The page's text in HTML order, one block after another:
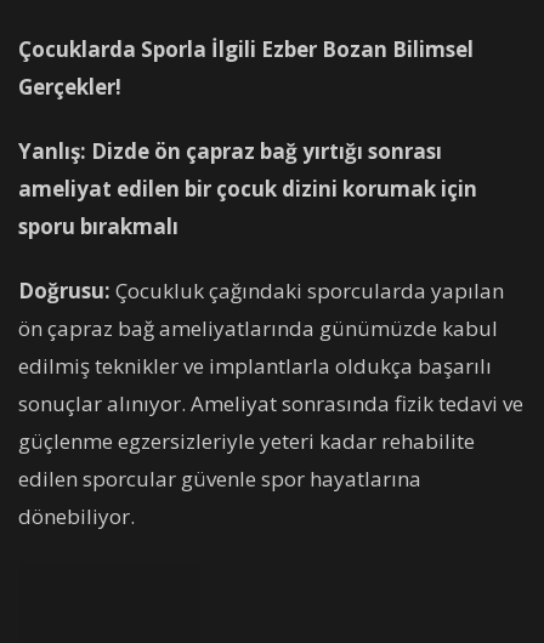
Çocuklarda Sporla İlgili Ezber Bozan Bilimsel
Gerçekler!
Yanlış: Dizde ön çapraz bağ yırtığı sonrası
ameliyat edilen bir çocuk dizini korumak için
sporu bırakmalı
Doğrusu: Çocukluk çağındaki sporcularda yapılan
ön çapraz bağ ameliyatlarında günümüzde kabul
edilmiş teknikler ve implantlarla oldukça başarılı
sonuçlar alınıyor. Ameliyat sonrasında fizik tedavi ve
güçlenme egzersizleriyle yeteri kadar rehabilite
edilen sporcular güvenle spor hayatlarına
dönebiliyor.